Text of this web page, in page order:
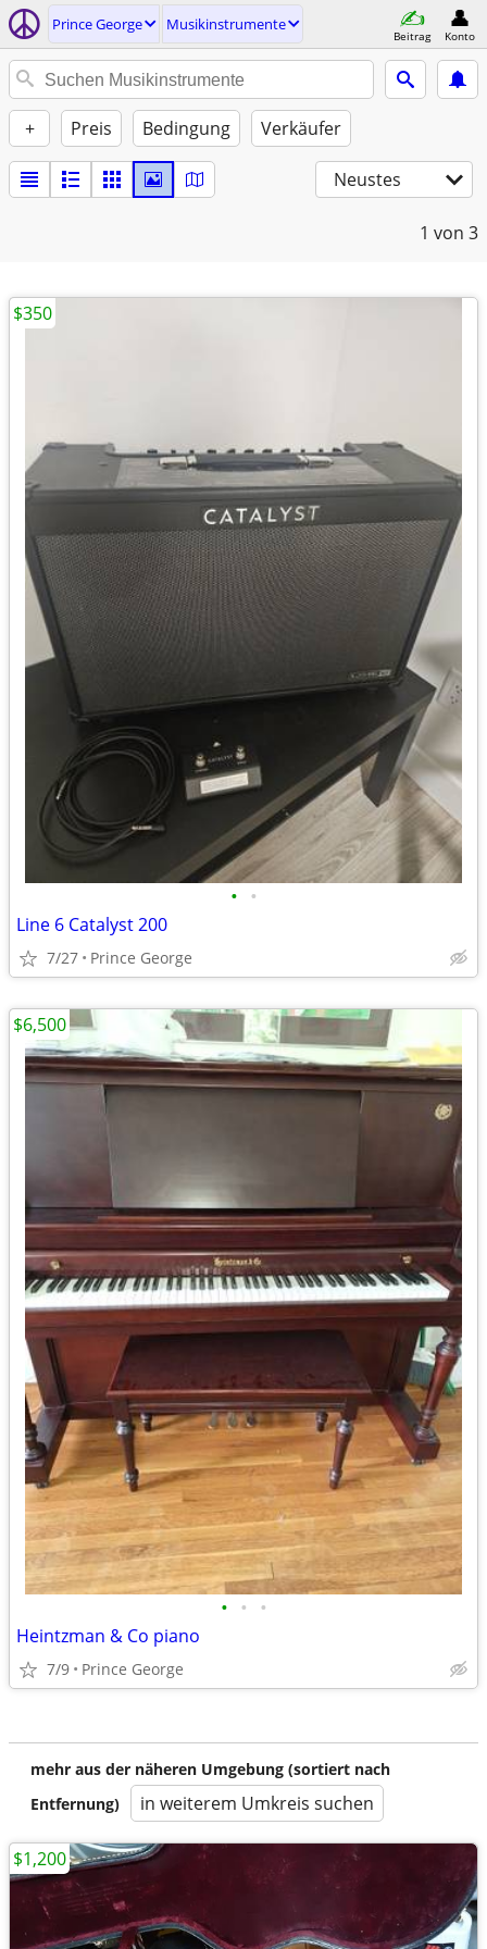
Prince George Musikinstrumente
Beitrag Konto
+ Preis Bedingung Verkäufer
Neustes
1 von 3
• •
Line 6 Catalyst 200
7/27 Prince George
$350
• • •
Heintzman & Co piano
7/9 Prince George
$6,500
mehr aus der näheren Umgebung (sortiert nach
Entfernung)
in weiterem Umkreis suchen
$1,200